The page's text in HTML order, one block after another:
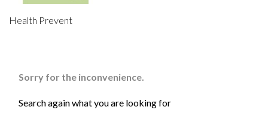
Health Prevent
Sorry for the inconvenience.
Search again what you are looking for